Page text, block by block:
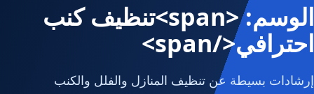
الوسم: <span>تنظيف كنب
احترافي</span>
إرشادات بسيطة عن تنظيف المنازل والفلل والكنب